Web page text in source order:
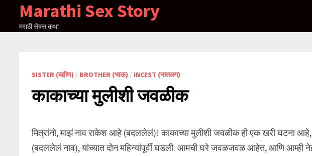
content
Marathi Sex Story
मराठी सेक्स कथा
SISTER (बहीण) / BROTHER (भाऊ) / INCEST (नातलग)
काकाच्या मुलीशी जवळीक
मित्रांनो, माझं नाव राकेश आहे (बदललेलं)! काकाच्या मुलीशी जवळीक ही एक खरी घटना आहे,
(बदललेलं नाव), यांच्यात दोन महिन्यांपूर्वी घडली. आमची घरे जवळजवळ आहेत, आणि आम्ही